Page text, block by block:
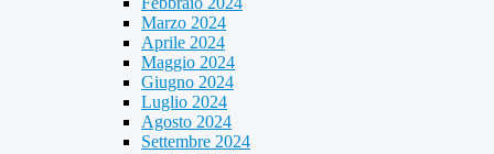
Marzo 2024
Aprile 2024
Maggio 2024
Giugno 2024
Luglio 2024
Agosto 2024
Settembre 2024